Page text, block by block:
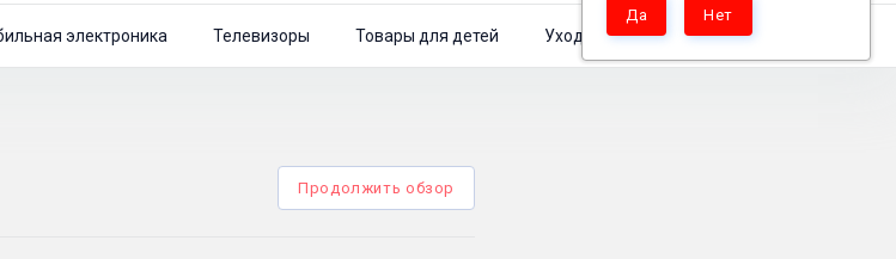
электроника Телевизоры Товары для детей Уход за одеждой
Продолжить обзор